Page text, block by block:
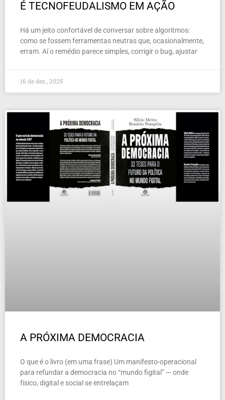
É TECNOFEUDALISMO EM AÇÃO
Há um jeito confortável de conversar sobre algoritmos:
como se fossem ferramentas neutras que, ocasionalmente,
erram. Aí o remédio parece simples, corrigir o bug, ajustar
16 de dez , 2025
A PRÓXIMA DEMOCRACIA
O que é o livro (em uma frase) Um manifesto-operacional
para refundar a democracia no “mundo figital” — onde
físico, digital e social se entrelaçam